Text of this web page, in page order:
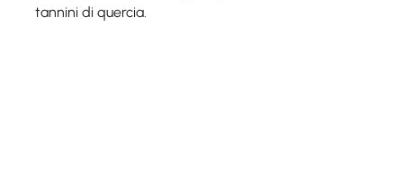
tannini di quercia.